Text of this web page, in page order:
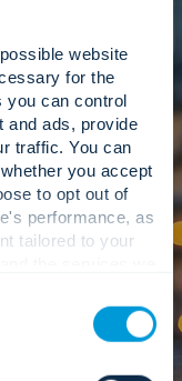
website
for the
you can control
and ads, provide
traffic. You can
you accept
to opt out of
performance, as
tailored to your
more information